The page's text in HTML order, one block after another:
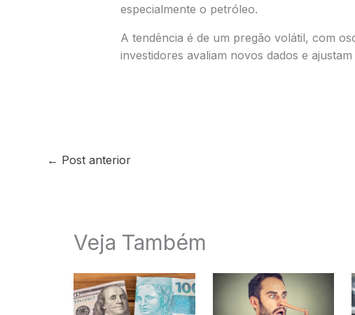
especialmente o petróleo.
A tendência é de um pregão volátil, com
investidores avaliam novos dados e
← Post anterior
Veja Também